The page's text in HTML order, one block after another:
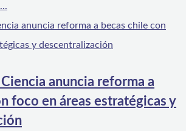
anuncia reforma a
foco en áreas estratégicas y